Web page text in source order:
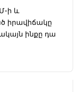
ի և
իրավիճակը
ինքը դա